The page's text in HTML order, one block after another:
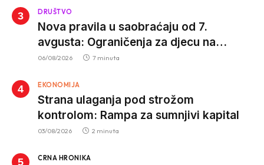
DRUŠTVO
Nova pravila u saobraćaju od 7.
avgusta: Ograničenja za djecu na
trotinetima i mlade vozače, veće kazne
06/08/2026 7 minuta
EKONOMIJA
Strana ulaganja pod strožom
kontrolom: Rampa za sumnjivi kapital
03/08/2026 2 minuta
CRNA HRONIKA